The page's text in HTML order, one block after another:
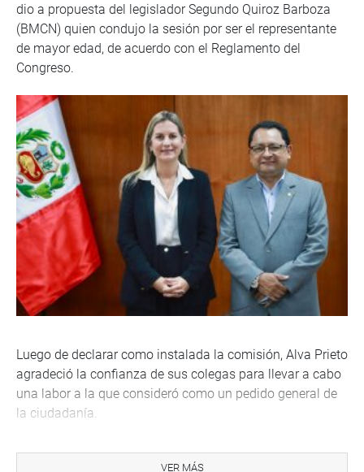
dio a propuesta del legislador Segundo Quiroz Barboza
(BMCN) quien condujo la sesión por ser el representante
de mayor edad, de acuerdo con el Reglamento del
Congreso.
Luego de declarar como instalada la comisión, Alva Prieto
agradeció la confianza de sus colegas para llevar a cabo
una labor a la que consideró como un pedido general de
la ciudadanía.
justicia evaluando su eficiencia, transparencia y
VER MÁS